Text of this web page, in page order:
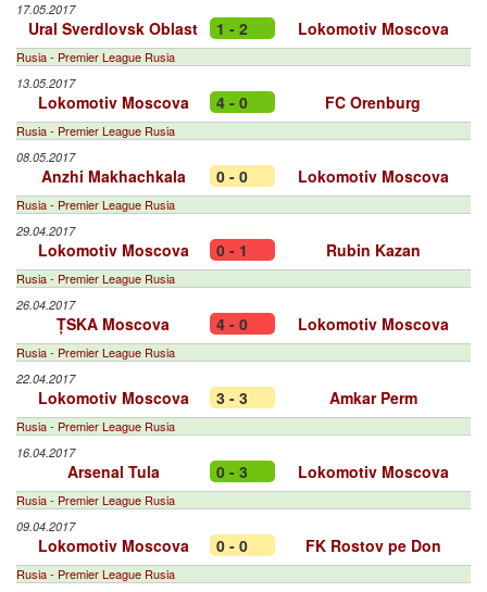
17.05.2017
Ural Sverdlovsk Oblast 1 - 2 Lokomotiv Moscova
Rusia - Premier League Rusia
13.05.2017
Lokomotiv Moscova 4 - 0 FC Orenburg
Rusia - Premier League Rusia
08.05.2017
Anzhi Makhachkala 0 - 0 Lokomotiv Moscova
Rusia - Premier League Rusia
29.04.2017
Lokomotiv Moscova 0 - 1 Rubin Kazan
Rusia - Premier League Rusia
26.04.2017
ȚSKA Moscova 4 - 0 Lokomotiv Moscova
Rusia - Premier League Rusia
22.04.2017
Lokomotiv Moscova 3 - 3 Amkar Perm
Rusia - Premier League Rusia
16.04.2017
Arsenal Tula 0 - 3 Lokomotiv Moscova
Rusia - Premier League Rusia
09.04.2017
Lokomotiv Moscova 0 - 0 FK Rostov pe Don
Rusia - Premier League Rusia